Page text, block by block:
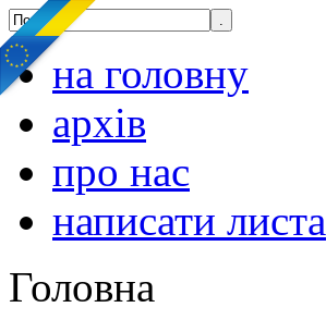
на головну
архів
про нас
написати листа
Головна